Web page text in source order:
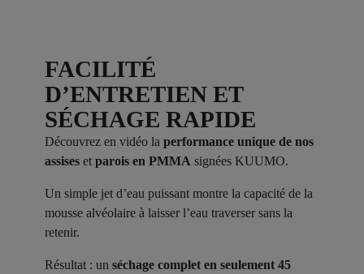
FACILITÉ
D’ENTRETIEN ET
SÉCHAGE RAPIDE
Découvrez en vidéo la performance unique de nos
assises et parois en PMMA signées KUUMO.
Un simple jet d’eau puissant montre la capacité de la
mousse alvéolaire à laisser l’eau traverser sans la
retenir.
Résultat : un séchage complet en seulement 45